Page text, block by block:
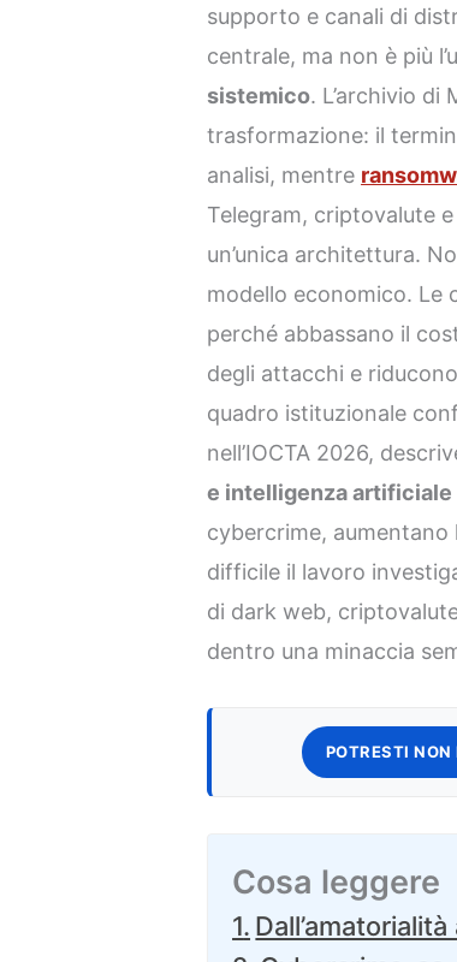
supporto e canali di
centrale, ma non è più
sistemico. L’archivio di
trasformazione: il
analisi, mentre
Telegram, criptovalute
un’unica architettura.
modello economico. Le
perché abbassano il
degli attacchi e
quadro istituzionale
nell’IOCTA 2026,
e intelligenza artificiale
cybercrime,
difficile il lavoro
di dark web,
dentro una minaccia
POTRESTI NON
Cosa leggere